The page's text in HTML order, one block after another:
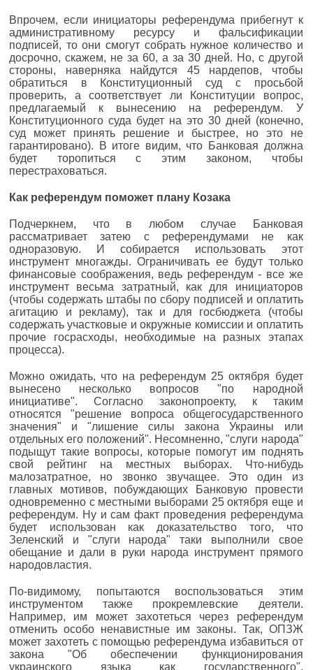
Впрочем, если инициаторы референдума прибегнут к
административному ресурсу и фальсификации
подписей, то они смогут собрать нужное количество и
досрочно, скажем, не за 60, а за 30 дней. Но, с другой
стороны, наверняка найдутся 45 нардепов, чтобы
обратиться в Конституционный суд с просьбой
проверить, а соответствует ли Конституции вопрос,
предлагаемый к вынесению на референдум. У
Конституционного суда будет на это 30 дней (конечно,
суд может принять решение и быстрее, но это не
гарантировано). В итоге видим, что Банковая должна
будет торопиться с этим законом, чтобы
перестраховаться.
Как референдум поможет плану Козака
Подчеркнем, что в любом случае Банковая
рассматривает затею с референдумами не как
одноразовую. И собирается использовать этот
инструмент многажды. Ограничивать ее будут только
финансовые соображения, ведь референдум - все же
инструмент весьма затратный, как для инициаторов
(чтобы содержать штабы по сбору подписей и оплатить
агитацию и рекламу), так и для госбюджета (чтобы
содержать участковые и окружные комиссии и оплатить
прочие госрасходы, необходимые на разных этапах
процесса).
Можно ожидать, что на референдум 25 октября будет
вынесено несколько вопросов "по народной
инициативе". Согласно законопроекту, к таким
относятся "решение вопроса общегосударственного
значения" и "лишение силы закона Украины или
отдельных его положений". Несомненно, "слуги народа"
подыщут такие вопросы, которые помогут им поднять
свой рейтинг на местных выборах. Что-нибудь
малозатратное, но звонко звучащее. Это один из
главных мотивов, побуждающих Банковую провести
одновременно с местными выборами 25 октября еще и
референдум. Ну и сам факт проведения референдума
будет использован как доказательство того, что
Зеленский и "слуги народа" таки выполнили свое
обещание и дали в руки народа инструмент прямого
народовластия.
По-видимому, попытаются воспользоваться этим
инструментом также прокремлевские деятели.
Например, им может захотеться через референдум
отменить особо ненавистные им законы. Так, ОПЗЖ
может захотеть с помощью референдума избавиться от
закона "Об обеспечении функционирования
украинского языка как государственного",